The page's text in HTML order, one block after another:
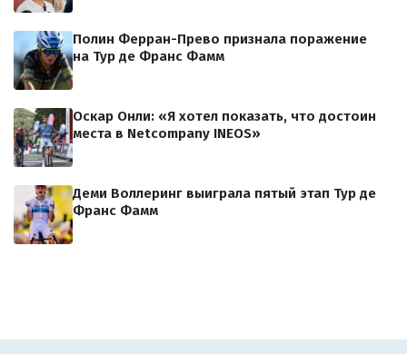
Полин Ферран-Прево признала поражение
на Тур де Франс Фамм
Оскар Онли: «Я хотел показать, что достоин
места в Netcompany INEOS»
Деми Воллеринг выиграла пятый этап Тур де
Франс Фамм